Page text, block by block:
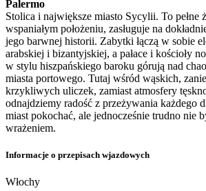
Palermo
Stolica i największe miasto Sycylii. To pełne
wspaniałym położeniu, zasługuje na
jego barwnej historii. Zabytki łączą w sobie
arabskiej i bizantyjskiej, a pałace i kościoły
w stylu hiszpańskiego baroku górują nad
miasta portowego. Tutaj wśród wąskich,
krzykliwych uliczek, zamiast atmosfery
odnajdziemy radość z przeżywania każdego
miast pokochać, ale jednocześnie trudno nie
wrażeniem.
Informacje o przepisach wjazdowych
Włochy